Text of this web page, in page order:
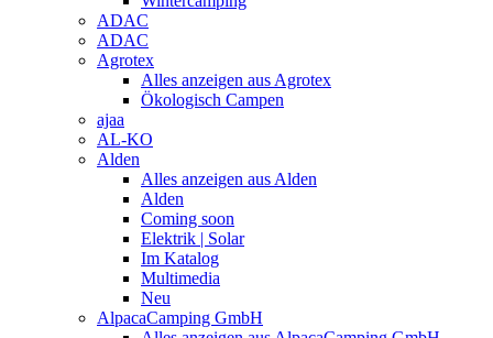
ADAC
ADAC
Agrotex
Alles anzeigen aus Agrotex
Ökologisch Campen
ajaa
AL-KO
Alden
Alles anzeigen aus Alden
Alden
Coming soon
Elektrik | Solar
Im Katalog
Multimedia
Neu
AlpacaCamping GmbH